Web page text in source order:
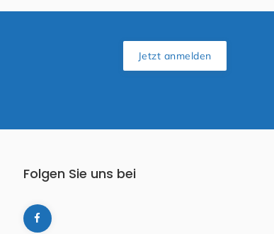
Jetzt anmelden
Folgen Sie uns bei